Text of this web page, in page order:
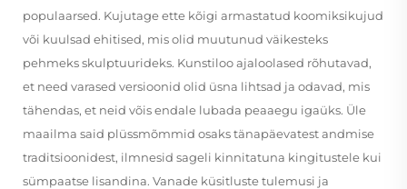
populaarsed. Kujutage ette kõigi armastatud koomiksikujud
või kuulsad ehitised, mis olid muutunud väikesteks
pehmeks skulptuurideks. Kunstiloo ajaloolased rõhutavad,
et need varased versioonid olid üsna lihtsad ja odavad, mis
tähendas, et neid võis endale lubada peaaegu igaüks. Üle
maailma said plüssmõmmid osaks tänapäevatest andmise
traditsioonidest, ilmnesid sageli kinnitatuna kingitustele kui
sümpaatse lisandina. Vanade küsitluste tulemusi ja